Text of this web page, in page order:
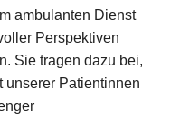
ambulanten Dienst
Perspektiven
Sie tragen dazu bei,
Patientinnen